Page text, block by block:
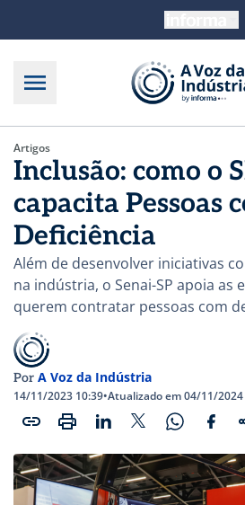
Artigos
Inclusão: como o
capacita Pessoas
Deficiência
Além de desenvolver iniciativas
na indústria, o Senai-SP apoia as
querem contratar pessoas com
Por A Voz da Indústria
14/11/2023 10:39•Atualizado em 04/11/2024